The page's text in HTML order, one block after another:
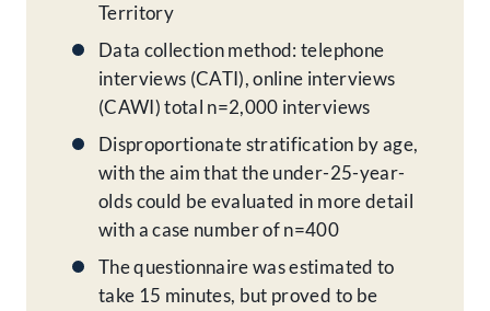
Territory
Data collection method: telephone
interviews (CATI), online interviews
(CAWI) total n=2,000 interviews
Disproportionate stratification by age,
with the aim that the under-25-year-
olds could be evaluated in more detail
with a case number of n=400
The questionnaire was estimated to
take 15 minutes, but proved to be